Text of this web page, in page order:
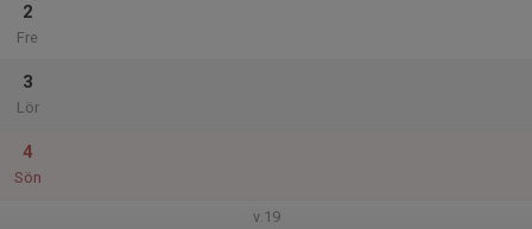
2
Fre
3
Lör
4
Sön
v.19